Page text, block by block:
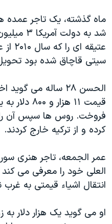
ماه گذشته، یک تاجر عمده
شد به
سیتی قاچاق شده بود
الحسن ۲۸ ساله می
قیمت ۱۱
فروخت. روس ها سپس آن
کرده و از ترکیه خارج کردند.
عمر الجمعه، تاجر هنری
العلی خود را معرفی می
انتقال اشیاء قیمتی به
او می گوید یک هزار دلار